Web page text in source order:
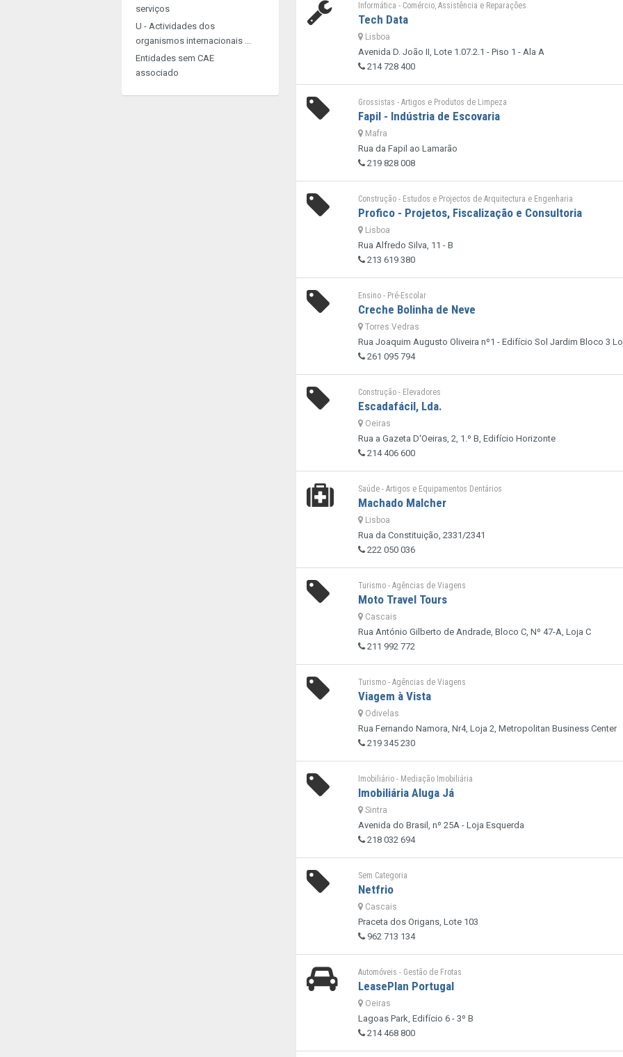
serviços
U - Actividades dos
organismos internacionais ...
Entidades sem CAE
associado
Informática - Comércio, Assistência e Reparações
Tech Data
Lisboa
Avenida D. João II, Lote 1.07.2.1 - Piso 1 - Ala A
214 728 400
Grossistas - Artigos e Produtos de Limpeza
Fapil - Indústria de Escovaria
Mafra
Rua da Fapil ao Lamarão
219 828 008
Construção - Estudos e Projectos de Arquitectura e Engenharia
Profico - Projetos, Fiscalização e Consultoria
Lisboa
Rua Alfredo Silva, 11 - B
213 619 380
Ensino - Pré-Escolar
Creche Bolinha de Neve
Torres Vedras
Rua Joaquim Augusto Oliveira nº1 - Edifício Sol Jardim Bloco 3
261 095 794
Construção - Elevadores
Escadafácil, Lda.
Oeiras
Rua a Gazeta D'Oeiras, 2, 1.º B, Edifício Horizonte
214 406 600
Saúde - Artigos e Equipamentos Dentários
Machado Malcher
Lisboa
Rua da Constituição, 2331/2341
222 050 036
Turismo - Agências de Viagens
Moto Travel Tours
Cascais
Rua António Gilberto de Andrade, Bloco C, Nº 47-A, Loja C
211 992 772
Turismo - Agências de Viagens
Viagem à Vista
Odivelas
Rua Fernando Namora, Nr4, Loja 2, Metropolitan Business Center
219 345 230
Imobiliário - Mediação Imobiliária
Imobiliária Aluga Já
Sintra
Avenida do Brasil, nº 25A - Loja Esquerda
218 032 694
Sem Categoria
Netfrio
Cascais
Praceta dos Origans, Lote 103
962 713 134
Automóveis - Gestão de Frotas
LeasePlan Portugal
Oeiras
Lagoas Park, Edifício 6 - 3º B
214 468 800